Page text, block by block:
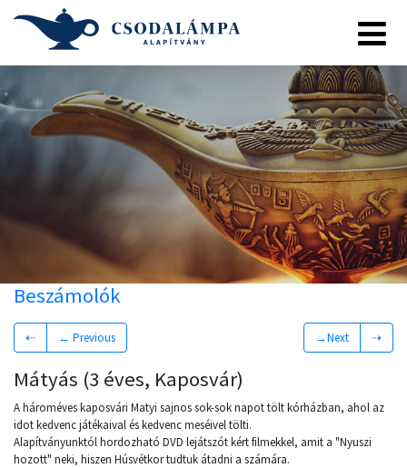
Beszámolók
⇠ ← Previous →Next ⇢
Mátyás (3 éves, Kaposvár)
A hároméves kaposvári Matyi sajnos sok-sok napot tölt kórházban, ahol az
idot kedvenc játékaival és kedvenc meséivel tölti.
Alapítványunktól hordozható DVD lejátszót kért filmekkel, amit a "Nyuszi
hozott" neki, hiszen Húsvétkor tudtuk átadni a számára.